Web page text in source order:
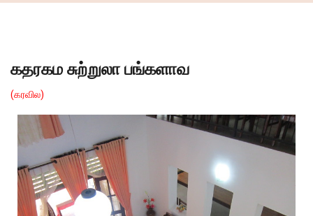
கதரகம சுற்றுலா பங்களாவ
(கரவில)